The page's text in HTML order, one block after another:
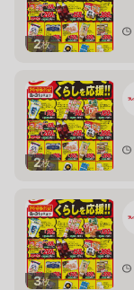
2枚
2枚
3枚